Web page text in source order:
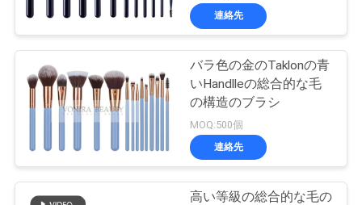
に
連絡先
バラ色の金のTaklonの青
いHandlleの総合的な毛
の構造のブラシ
MOQ:500個
連絡先
高い等級の総合的な毛の